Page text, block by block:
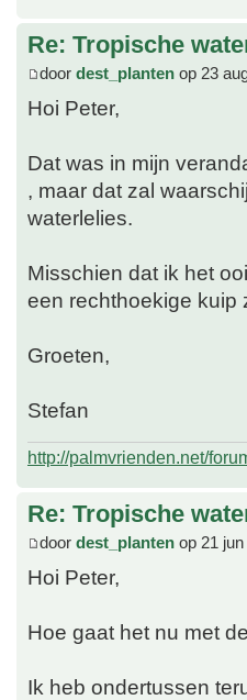
Re: Tropische
door dest_planten op 23
Hoi Peter,
Dat was in mijn
, maar dat zal
waterlelies.
Misschien dat ik het
een rechthoekige kuip
Groeten,
Stefan
http://palmvrienden.net/
Re: Tropische
door dest_planten op 21
Hoi Peter,
Hoe gaat het nu met
Ik heb ondertussen